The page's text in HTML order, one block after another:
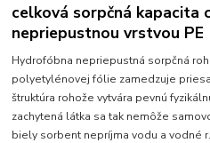
celková sorpčná kapacita
nepriepustnou vrstvou PE
Hydrofóbna nepriepustná sorpčná
polyetylénovej fólie zamedzuje
štruktúra rohože vytvára pevnú
zachytená látka sa tak nemôže
biely sorbent nepríjma vodu a vodné